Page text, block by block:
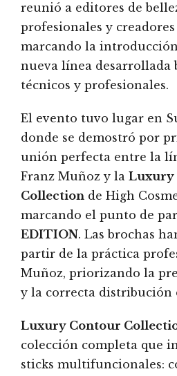
reunió a editores de
profesionales y
marcando la
nueva línea desarrollada
técnicos y profesionales.
El evento tuvo lugar en
donde se demostró por
unión perfecta entre la
Franz Muñoz y la Luxury
Collection de High
marcando el punto de
EDITION. Las brochas
partir de la práctica
Muñoz, priorizando la
y la correcta distribución
Luxury Contour
colección completa que
sticks multifuncionales: